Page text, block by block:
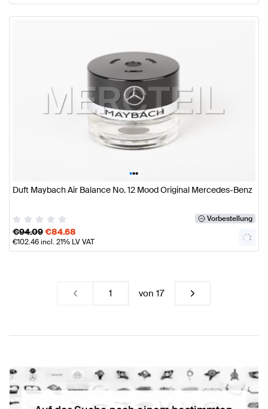
•••
Duft Maybach Air Balance No. 12 Mood Original Mercedes-Benz
Vorbestellung
€94.09€84.68
€102.46incl. 21% LV VAT
von17